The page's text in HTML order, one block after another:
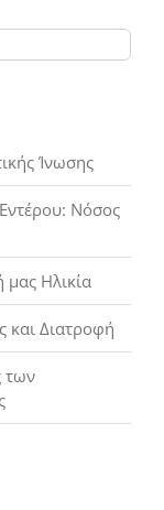
Ίνωσης
Νόσος
μας Ηλικία
και Διατροφή
των